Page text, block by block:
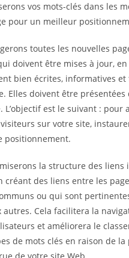
vos mots-clés dans les
pour un meilleur
toutes les nouvelles
doivent être mises à jour,
bien écrites, informatives et
Elles doivent être présentées
L’objectif est le suivant : pour
sur votre site,
positionnement.
la structure des liens
créant des liens entre les
ou qui sont
autres. Cela facilitera la
et améliorera le
de mots clés en raison de la